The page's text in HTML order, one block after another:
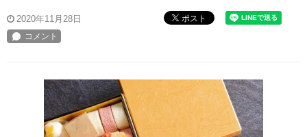
2020年11月28日 ポスト